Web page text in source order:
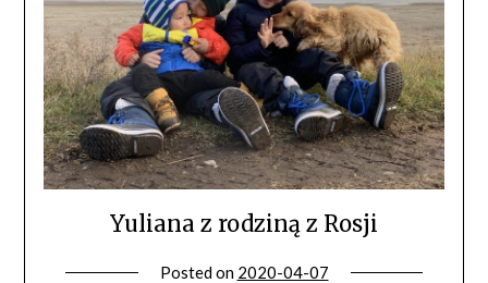
Yuliana z rodziną z Rosji
Posted on 2020-04-07